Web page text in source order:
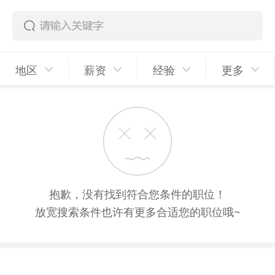
地区 薪资 经验 更多
抱歉，没有找到符合您条件的职位！
放宽搜索条件也许有更多合适您的职位哦~